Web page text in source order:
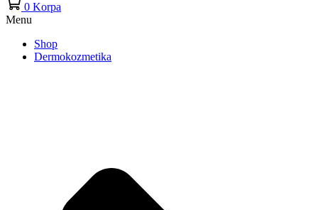
0 Korpa
Menu
Shop
Dermokozmetika